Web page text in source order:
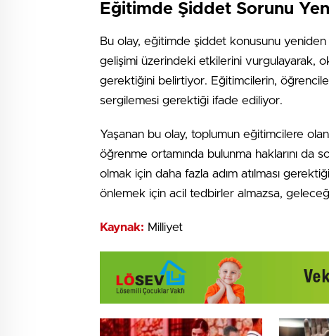
Eğitimde Şiddet Sorunu
Bu olay, eğitimde şiddet konusunu yeniden
gelişimi üzerindeki etkilerini vurgulayarak,
gerektiğini belirtiyor. Eğitimcilerin,
sergilemesi gerektiği ifade ediliyor.
Yaşanan bu olay, toplumun eğitimcilere
öğrenme ortamında bulunma haklarını da
olmak için daha fazla adım atılması
önlemek için acil tedbirler almazsa,
Kaynak: Milliyet